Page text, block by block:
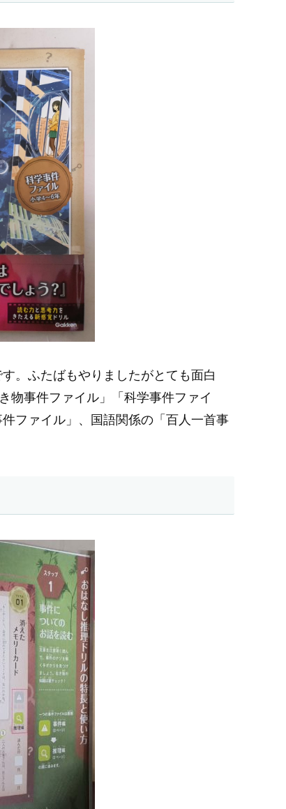
。ふたばもやりましたがとても面白
物事件ファイル」「科学事件ファイ
ファイル」、国語関係の「百人一首事